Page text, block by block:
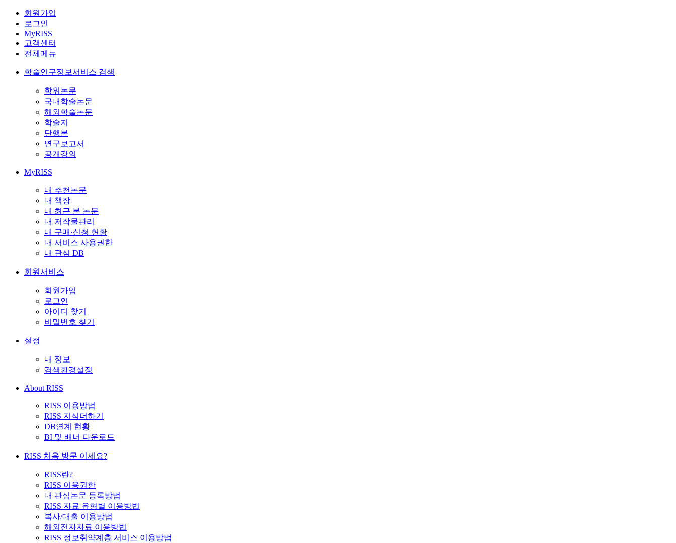
회원가입
로그인
MyRISS
고객센터
전체메뉴
학술연구정보서비스 검색
학위논문
국내학술논문
해외학술논문
학술지
단행본
연구보고서
공개강의
MyRISS
내 추천논문
내 책장
내 최근 본 논문
내 저작물관리
내 구매·신청 현황
내 서비스 사용권한
내 관심 DB
회원서비스
회원가입
로그인
아이디 찾기
비밀번호 찾기
설정
내 정보
검색환경설정
About RISS
RISS 이용방법
RISS 지식더하기
DB연계 현황
BI 및 배너 다운로드
RISS 처음 방문 이세요?
RISS란?
RISS 이용권한
내 관심논문 등록방법
RISS 자료 유형별 이용방법
복사/대출 이용방법
해외전자자료 이용방법
RISS 정보취약계층 서비스 이용방법